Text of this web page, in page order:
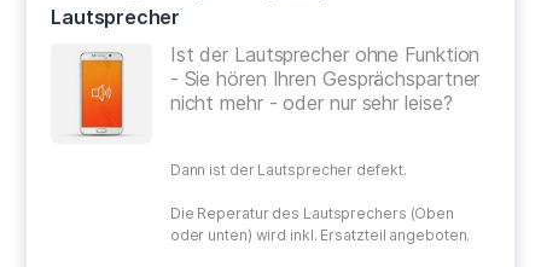
Lautsprecher
Ist der Lautsprecher ohne Funktion
- Sie hören Ihren Gesprächspartner
nicht mehr - oder nur sehr leise?
Dann ist der Lautsprecher defekt.
Die Reperatur des Lautsprechers (Oben
oder unten) wird inkl. Ersatzteil angeboten.